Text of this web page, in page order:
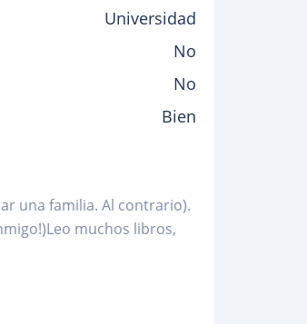
Universidad
No
No
Bien
una familia. Al contrario).
muchos libros,